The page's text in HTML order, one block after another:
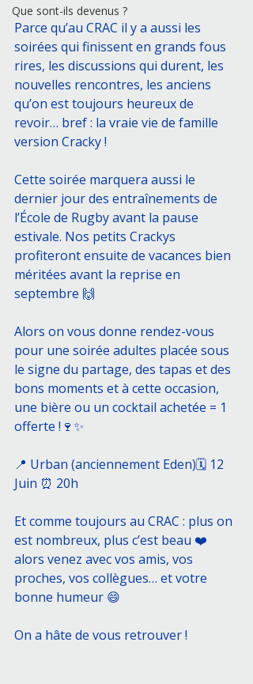
Que sont-ils devenus ?
Parce qu’au CRAC il y a aussi les
soirées qui finissent en grands fous
rires, les discussions qui durent, les
nouvelles rencontres, les anciens
qu’on est toujours heureux de
revoir… bref : la vraie vie de famille
version Cracky !
Cette soirée marquera aussi le
dernier jour des entraînements de
l’École de Rugby avant la pause
estivale. Nos petits Crackys
profiteront ensuite de vacances bien
méritées avant la reprise en
septembre 🙌
Alors on vous donne rendez-vous
pour une soirée adultes placée sous
le signe du partage, des tapas et des
bons moments et à cette occasion,
une bière ou un cocktail achetée = 1
offerte !🍷✨
📍 Urban (anciennement Eden)🗓 12
Juin ⏰ 20h
Et comme toujours au CRAC : plus on
est nombreux, plus c’est beau ❤️
alors venez avec vos amis, vos
proches, vos collègues… et votre
bonne humeur 😄
On a hâte de vous retrouver !